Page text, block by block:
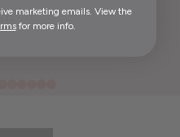
G.
marketing emails. View the
for more info.